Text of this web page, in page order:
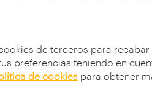
de terceros para
preferencias teniendo en
de cookies para obtener